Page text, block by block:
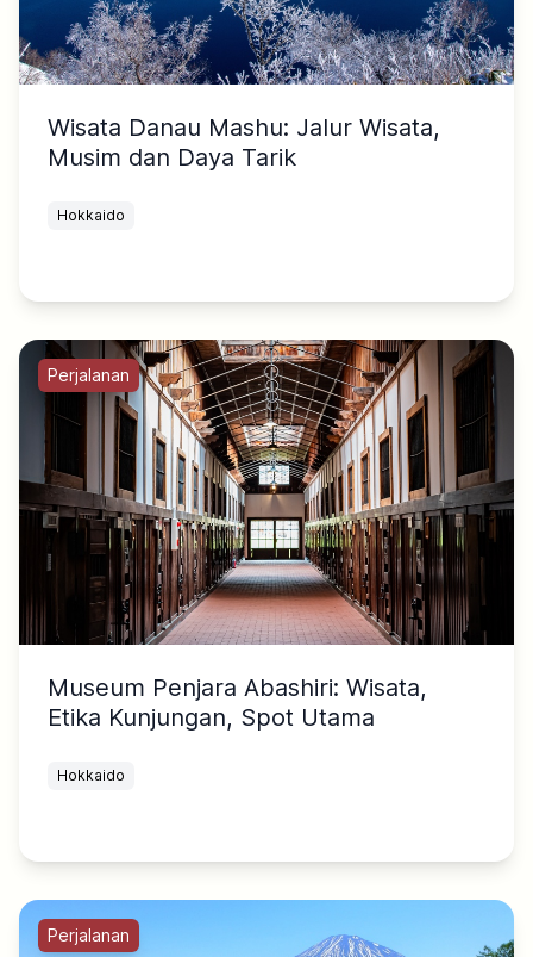
Wisata Danau Mashu: Jalur Wisata,
Musim dan Daya Tarik
Hokkaido
Perjalanan
Museum Penjara Abashiri: Wisata,
Etika Kunjungan, Spot Utama
Hokkaido
Perjalanan